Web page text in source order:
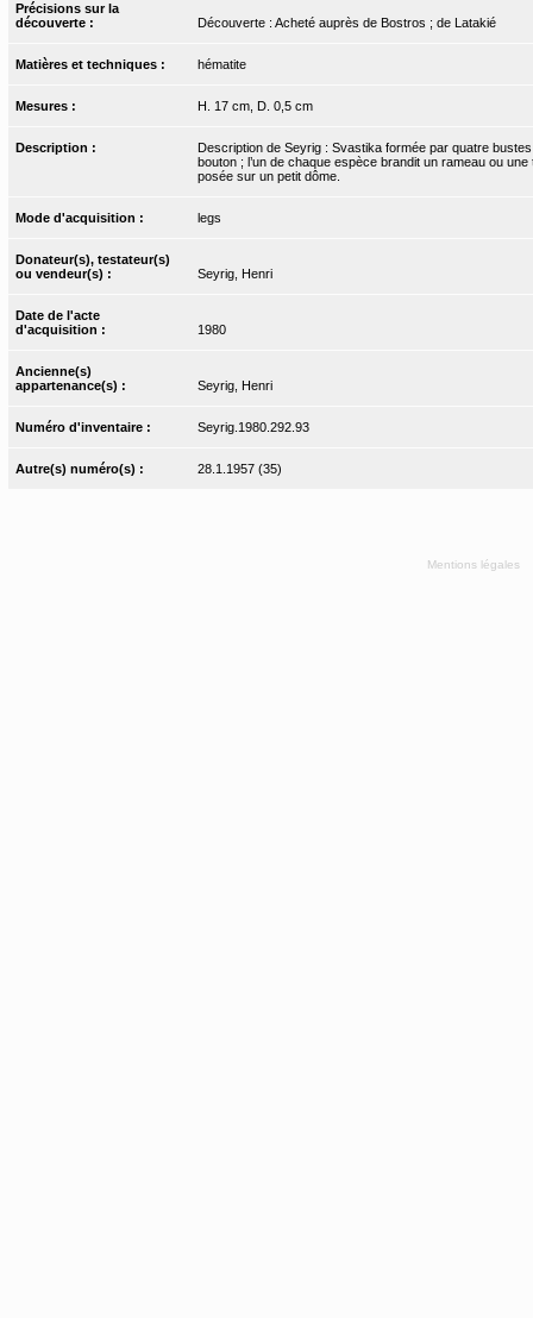
Précisions sur la
découverte :
Découverte : Acheté auprès de Bostros ; de Latakié
Matières et techniques : hématite
Mesures : H. 17 cm, D. 0,5 cm
Description :
Description de Seyrig : Svastika formée par quatre
bouton ; l’un de chaque espèce brandit un rameau ou
posée sur un petit dôme.
Mode d'acquisition : legs
Donateur(s), testateur(s)
ou vendeur(s) :
Seyrig, Henri
Date de l'acte
d'acquisition :
1980
Ancienne(s)
appartenance(s) :
Seyrig, Henri
Numéro d'inventaire : Seyrig.1980.292.93
Autre(s) numéro(s) : 28.1.1957 (35)
Mentions légales